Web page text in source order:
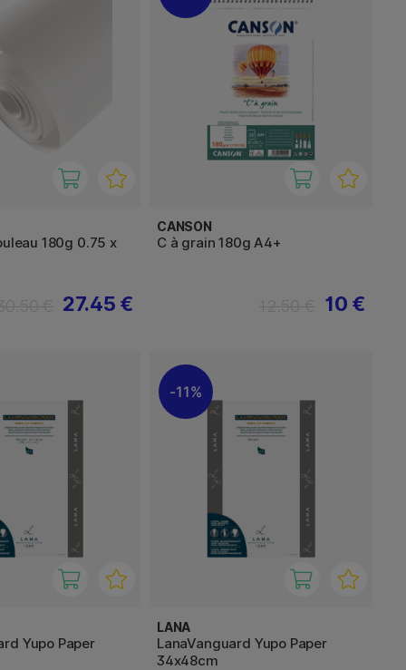
180g 0.75 x
27.45 €
CANSON
C à grain 180g A4+
10 €
Yupo Paper
11%
LANA
LanaVanguard Yupo Paper
34x48cm